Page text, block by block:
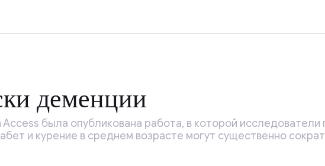
деменции
была опубликована работа, в которой исследователи
и курение в среднем возрасте могут существенно